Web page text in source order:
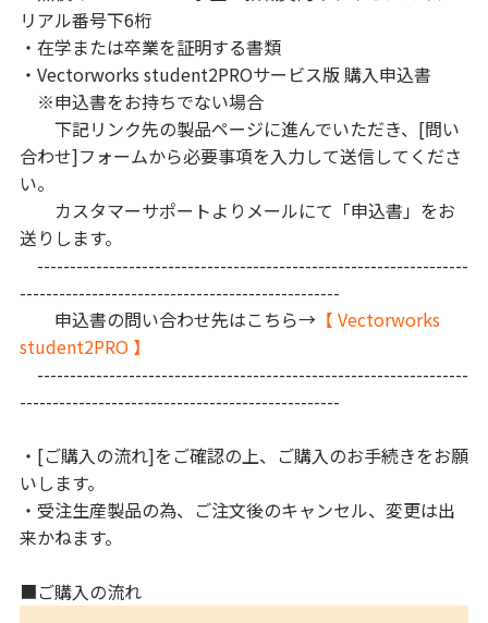
リアル番号下6桁
・在学または卒業を証明する書類
・Vectorworks student2PROサービス版 購入申込書
※申込書をお持ちでない場合
下記リンク先の製品ページに進んでいただき、[問い
合わせ]フォームから必要事項を入力して送信してくださ
い。
カスタマーサポートよりメールにて「申込書」をお
送りします。
------------------------------------------------------------------
-------------------------------------------------
申込書の問い合わせ先はこちら→【 Vectorworks
student2PRO 】
------------------------------------------------------------------
-------------------------------------------------
・[ご購入の流れ]をご確認の上、ご購入のお手続きをお願
いします。
・受注生産製品の為、ご注文後のキャンセル、変更は出
来かねます。
■ご購入の流れ